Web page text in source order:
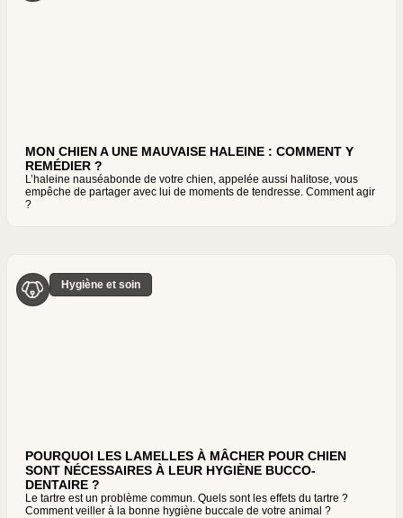
MON CHIEN A UNE MAUVAISE HALEINE : COMMENT Y
REMÉDIER ?
L’haleine nauséabonde de votre chien, appelée aussi halitose, vous
empêche de partager avec lui de moments de tendresse. Comment agir
?
Hygiène et soin
POURQUOI LES LAMELLES À MÂCHER POUR CHIEN
SONT NÉCESSAIRES À LEUR HYGIÈNE BUCCO-
DENTAIRE ?
Le tartre est un problème commun. Quels sont les effets du tartre ?
Comment veiller à la bonne hygiène buccale de votre animal ?